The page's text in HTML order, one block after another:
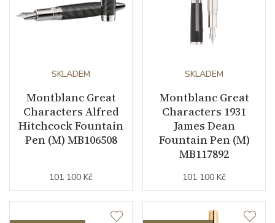
SKLADEM
Montblanc Great
Characters Alfred
Hitchcock Fountain
Pen (M) MB106508
101 100 Kč
SKLADEM
Montblanc Great
Characters 1931
James Dean
Fountain Pen (M)
MB117892
101 100 Kč